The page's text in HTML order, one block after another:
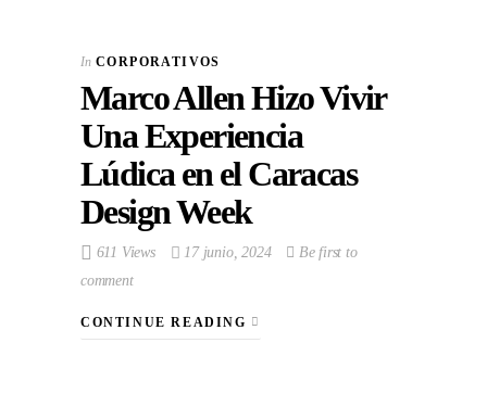
In CORPORATIVOS
Marco Allen Hizo Vivir
Una Experiencia
Lúdica en el Caracas
Design Week
611 Views 17 junio, 2024
Be first to
comment
CONTINUE READING